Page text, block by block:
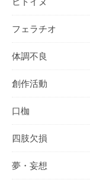
フェラチオ
体調不良
創作活動
口枷
四肢欠損
夢・妄想